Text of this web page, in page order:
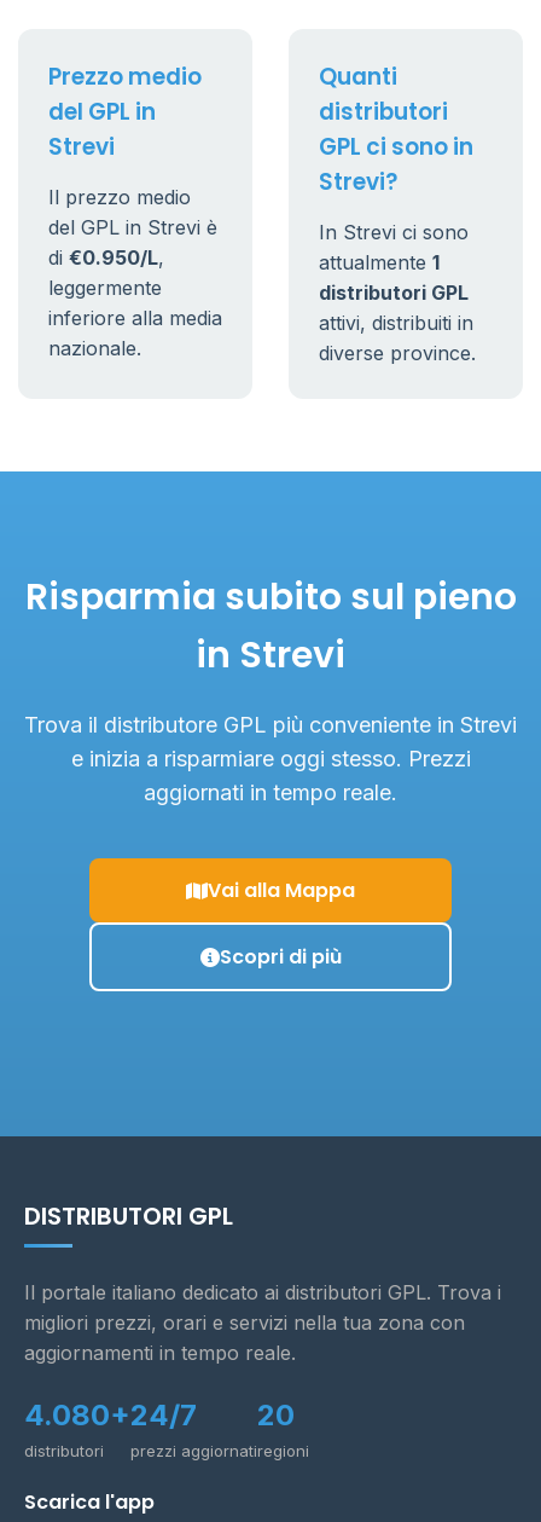
Prezzo medio
del GPL in
Strevi
Il prezzo medio
del GPL in Strevi è
di €0.950/L,
leggermente
inferiore alla media
nazionale.
Quanti
distributori
GPL ci sono in
Strevi?
In Strevi ci sono
attualmente 1
distributori GPL
attivi, distribuiti in
diverse province.
Risparmia subito sul pieno
in Strevi
Trova il distributore GPL più conveniente in Strevi
e inizia a risparmiare oggi stesso. Prezzi
aggiornati in tempo reale.
Vai alla Mappa
Scopri di più
DISTRIBUTORI GPL
Il portale italiano dedicato ai distributori GPL. Trova i
migliori prezzi, orari e servizi nella tua zona con
aggiornamenti in tempo reale.
4.080+
distributori
24/7
prezzi aggiornati
20
regioni
Scarica l'app